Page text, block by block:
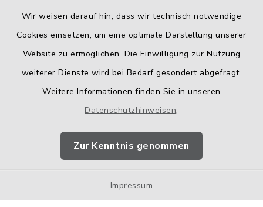
Wir weisen darauf hin, dass wir technisch notwendige
Cookies einsetzen, um eine optimale Darstellung unserer
Website zu ermöglichen. Die Einwilligung zur Nutzung
weiterer Dienste wird bei Bedarf gesondert abgefragt.
Weitere Informationen finden Sie in unseren
Datenschutzhinweisen.
Zur Kenntnis genommen
Impressum
Barrierefreiheit
Impressum
Sitemap